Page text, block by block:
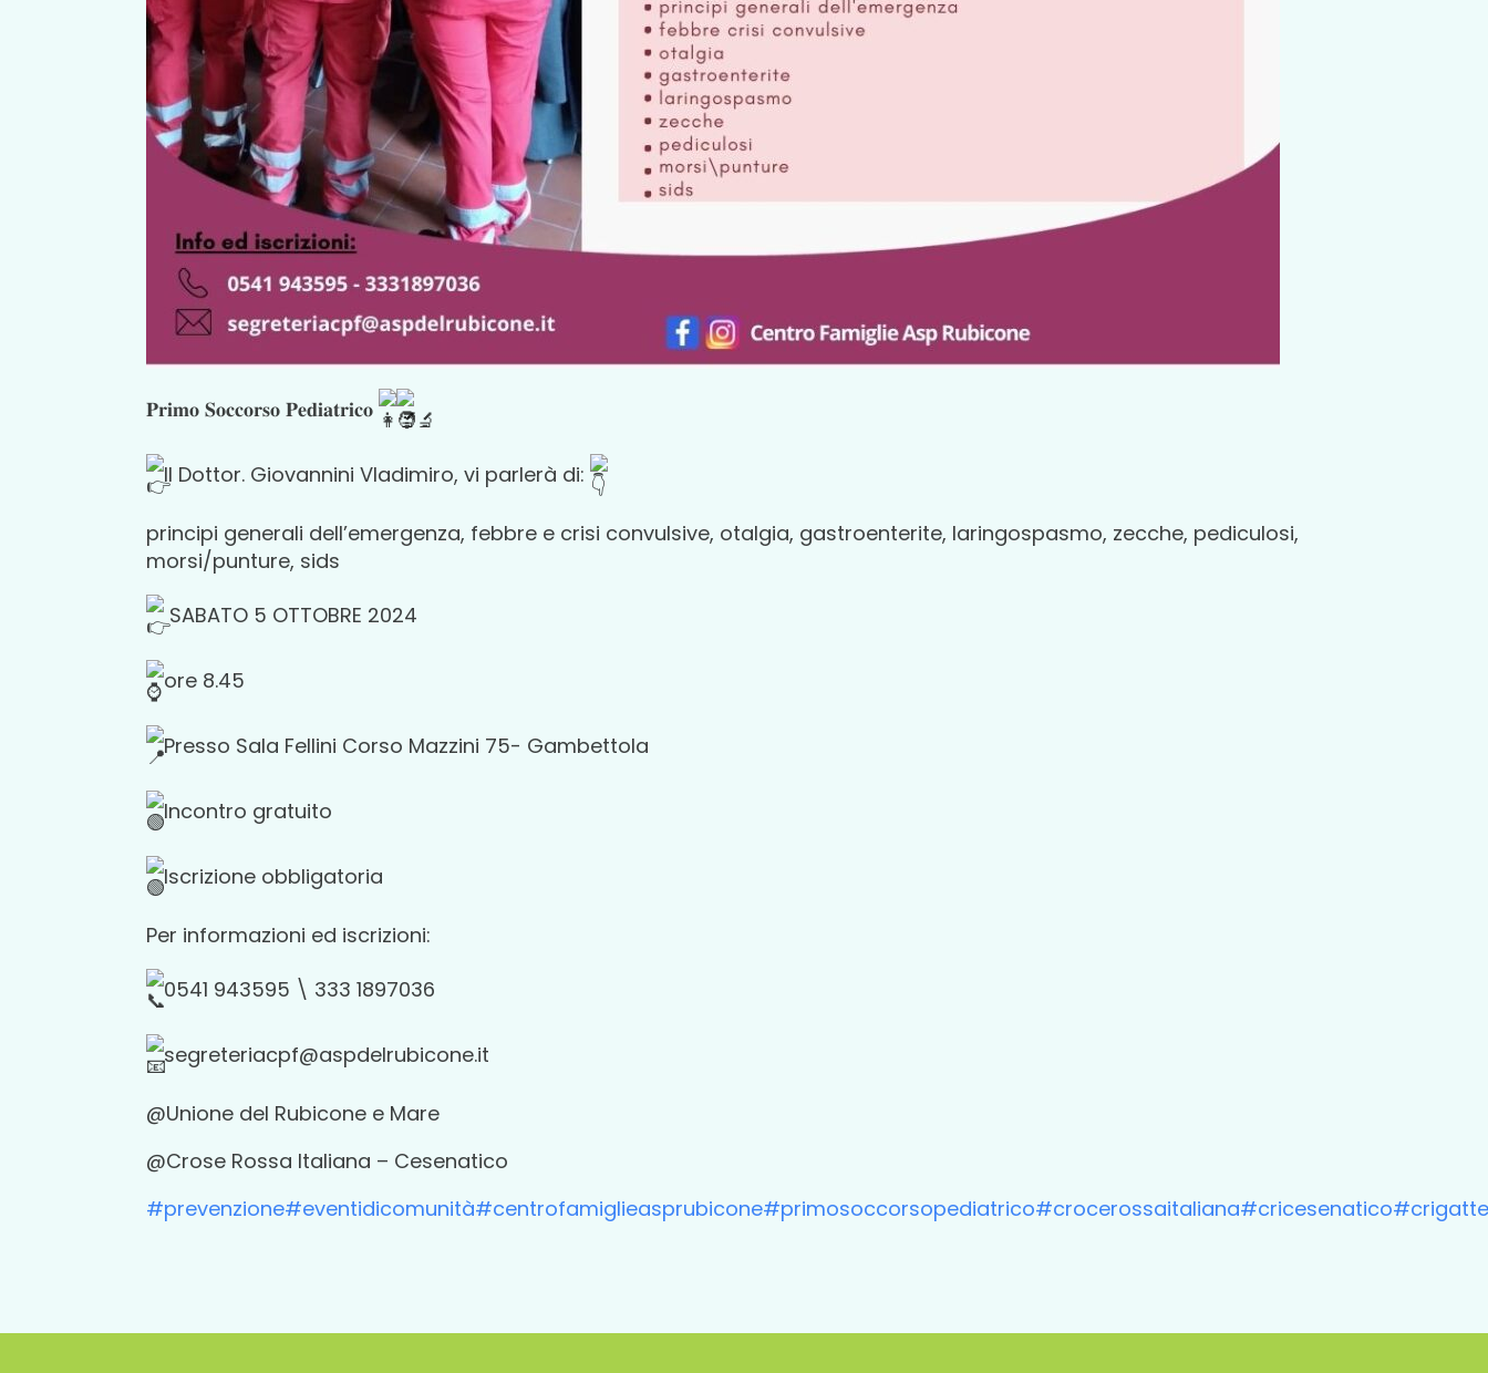
𝐏𝐫𝐢𝐦𝐨 𝐒𝐨𝐜𝐜𝐨𝐫𝐬𝐨 𝐏𝐞𝐝𝐢𝐚𝐭𝐫𝐢𝐜𝐨
Il Dottor. Giovannini Vladimiro, vi parlerà di:
principi generali dell’emergenza, febbre e crisi convulsive, otalgia, gastroenterite, laringospasmo, zecche, pediculosi,
morsi/punture, sids
SABATO 5 OTTOBRE 2024
ore 8.45
Presso Sala Fellini Corso Mazzini 75- Gambettola
Incontro gratuito
Iscrizione obbligatoria
Per informazioni ed iscrizioni:
0541 943595 \ 333 1897036
segreteriacpf@aspdelrubicone.it
@Unione del Rubicone e Mare
@Crose Rossa Italiana – Cesenatico
#prevenzione#eventidicomunità#centrofamiglieasprubicone#primosoccorsopediatrico#crocerossaitaliana#cricesenatico